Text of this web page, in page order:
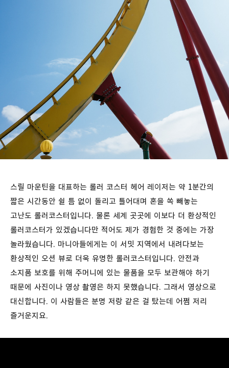
스릴 마운틴을 대표하는 롤러 코스터 헤어 레이저는 약 1분간의
짧은 시간동안 쉴 틈 없이 돌리고 틀어대며 혼을 쏙 빼놓는
고난도 롤러코스터입니다. 물론 세계 곳곳에 이보다 더 환상적인
롤러코스터가 있겠습니다만 적어도 제가 경험한 것 중에는 가장
놀라웠습니다. 마니아들에게는 이 서밋 지역에서 내려다보는
환상적인 오션 뷰로 더욱 유명한 롤러코스터입니다. 안전과
소지품 보호를 위해 주머니에 있는 물품을 모두 보관해야 하기
때문에 사진이나 영상 촬영은 하지 못했습니다. 그래서 영상으로
대신합니다. 이 사람들은 분명 저랑 같은 걸 탔는데 어쩜 저리
즐거운지요.